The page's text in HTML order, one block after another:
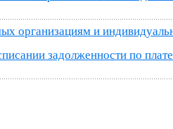
организациям и
задолженности по